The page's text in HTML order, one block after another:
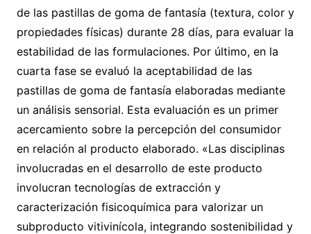
de las pastillas de goma de fantasía (textura, color y
propiedades físicas) durante 28 días, para evaluar la
estabilidad de las formulaciones. Por último, en la
cuarta fase se evaluó la aceptabilidad de las
pastillas de goma de fantasía elaboradas mediante
un análisis sensorial. Esta evaluación es un primer
acercamiento sobre la percepción del consumidor
en relación al producto elaborado. «Las disciplinas
involucradas en el desarrollo de este producto
involucran tecnologías de extracción y
caracterización fisicoquímica para valorizar un
subproducto vitivinícola, integrando sostenibilidad y